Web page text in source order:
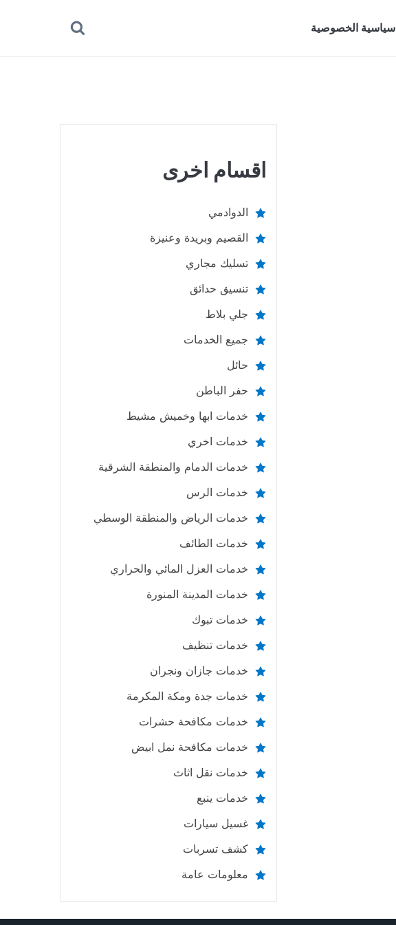
سياسية الخصوصية
اقسام اخرى
الدوادمي
القصيم وبريدة وعنيزة
تسليك مجاري
تنسيق حدائق
جلي بلاط
جميع الخدمات
حائل
حفر الباطن
خدمات ابها وخميش مشيط
خدمات اخري
خدمات الدمام والمنطقة الشرقية
خدمات الرس
خدمات الرياض والمنطقة الوسطي
خدمات الطائف
خدمات العزل المائي والحراري
خدمات المدينة المنورة
خدمات تبوك
خدمات تنظيف
خدمات جازان ونجران
خدمات جدة ومكة المكرمة
خدمات مكافحة حشرات
خدمات مكافحة نمل ابيض
خدمات نقل اثاث
خدمات ينبع
غسيل سيارات
كشف تسربات
معلومات عامة